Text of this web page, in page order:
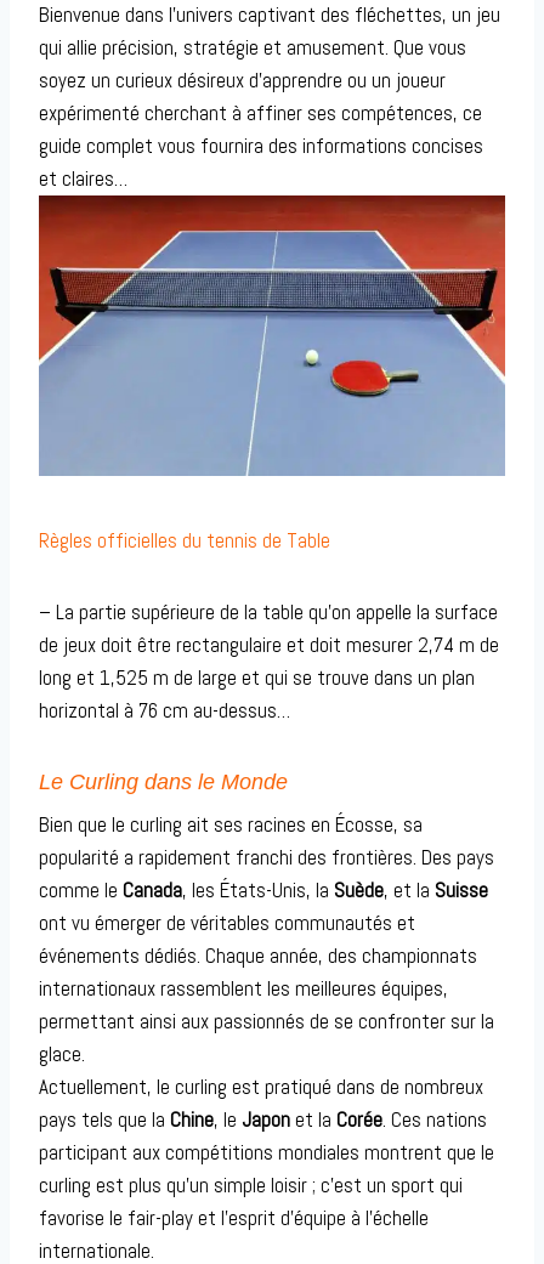
Bienvenue dans l’univers captivant des fléchettes, un jeu
qui allie précision, stratégie et amusement. Que vous
soyez un curieux désireux d’apprendre ou un joueur
expérimenté cherchant à affiner ses compétences, ce
guide complet vous fournira des informations concises
et claires…
Règles officielles du tennis de Table
– La partie supérieure de la table qu’on appelle la surface
de jeux doit être rectangulaire et doit mesurer 2,74 m de
long et 1,525 m de large et qui se trouve dans un plan
horizontal à 76 cm au-dessus…
Le Curling dans le Monde
Bien que le curling ait ses racines en Écosse, sa
popularité a rapidement franchi des frontières. Des pays
comme le Canada, les États-Unis, la Suède, et la Suisse
ont vu émerger de véritables communautés et
événements dédiés. Chaque année, des championnats
internationaux rassemblent les meilleures équipes,
permettant ainsi aux passionnés de se confronter sur la
glace.
Actuellement, le curling est pratiqué dans de nombreux
pays tels que la Chine, le Japonet la Corée. Ces nations
participant aux compétitions mondiales montrent que le
curling est plus qu’un simple loisir ; c’est un sport qui
favorise le fair-play et l’esprit d’équipe à l’échelle
internationale.